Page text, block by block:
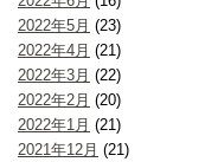
2022年5月 (23)
2022年4月 (21)
2022年3月 (22)
2022年2月 (20)
2022年1月 (21)
2021年12月 (21)